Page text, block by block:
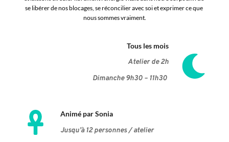
se libérer de nos blocages, se réconcilier avec soi et exprimer ce que
nous sommes vraiment.
Tous les mois
Atelier de 2h
Dimanche 9h30 – 11h30
Animé par Sonia
Jusqu’à 12 personnes / atelier